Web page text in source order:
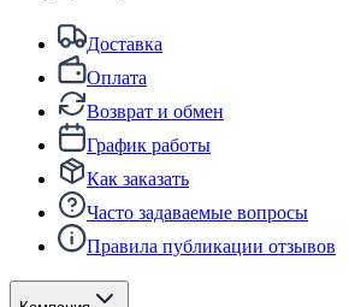
Доставка
Оплата
Возврат и обмен
График работы
Как заказать
Часто задаваемые вопросы
Правила публикации отзывов